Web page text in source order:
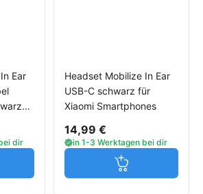
Ear
dir
in den Warenkorb
Headset Mobilize In Ear
USB-C schwarz für
Xiaomi Smartphones
14,99 €
in 1-3 Werktagen bei dir
Jetzt in den